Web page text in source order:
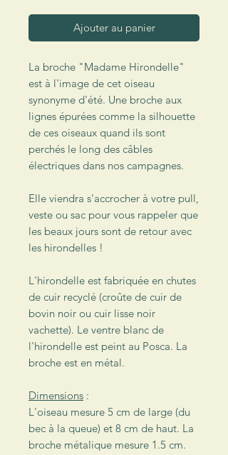
Ajouter au panier
La broche "Madame Hirondelle"
est à l'image de cet oiseau
synonyme d'été. Une broche aux
lignes épurées comme la silhouette
de ces oiseaux quand ils sont
perchés le long des câbles
électriques dans nos campagnes.
Elle viendra s'accrocher à votre pull,
veste ou sac pour vous rappeler que
les beaux jours sont de retour avec
les hirondelles !
L'hirondelle est fabriquée en chutes
de cuir recyclé (croûte de cuir de
bovin noir ou cuir lisse noir
vachette). Le ventre blanc de
l'hirondelle est peint au Posca. La
broche est en métal.
Dimensions :
L'oiseau mesure 5 cm de large (du
bec à la queue) et 8 cm de haut. La
broche métalique mesure 1.5 cm.